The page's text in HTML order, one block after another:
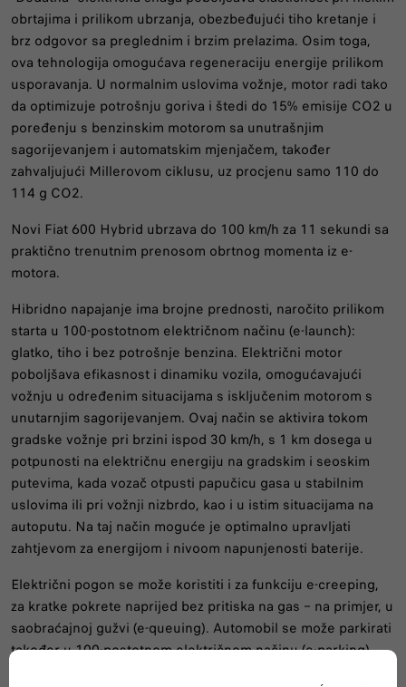
obrtajima i prilikom ubrzanja, obezbeđujući tiho kretanje i
brz odgovor sa preglednim i brzim prelazima. Osim toga,
ova tehnologija omogućava regeneraciju energije prilikom
usporavanja. U normalnim uslovima vožnje, motor radi tako
da optimizuje potrošnju goriva i štedi do 15% emisije CO2 u
poređenju s benzinskim motorom sa unutrašnjim
sagorijevanjem i automatskim mjenjačem, također
zahvaljujući Millerovom ciklusu, uz procjenu samo 110 do
114 g CO2.
Novi Fiat 600 Hybrid ubrzava do 100 km/h za 11 sekundi sa
praktično trenutnim prenosom obrtnog momenta iz e-
motora.
Hibridno napajanje ima brojne prednosti, naročito prilikom
starta u 100-postotnom električnom načinu (e-launch):
glatko, tiho i bez potrošnje benzina. Električni motor
poboljšava efikasnost i dinamiku vozila, omogućavajući
vožnju u određenim situacijama s isključenim motorom s
unutarnjim sagorijevanjem. Ovaj način se aktivira tokom
gradske vožnje pri brzini ispod 30 km/h, s 1 km dosega u
potpunosti na električnu energiju na gradskim i seoskim
putevima, kada vozač otpusti papučicu gasa u stabilnim
uslovima ili pri vožnji nizbrdo, kao i u istim situacijama na
autoputu. Na taj način moguće je optimalno upravljati
zahtjevom za energijom i nivoom napunjenosti baterije.
Električni pogon se može koristiti i za funkciju e-creeping,
za kratke pokrete naprijed bez pritiska na gas – na primjer, u
saobraćajnoj gužvi (e-queuing). Automobil se može parkirati
također u 100-postotnom električnom načinu (e-parking).